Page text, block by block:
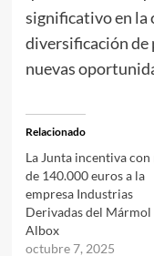
significativo en la
diversificación de
nuevas
Relacionado
La Junta incentiva con
de 140.000 euros a la
empresa Industrias
Derivadas del
Albox
octubre 7, 2025